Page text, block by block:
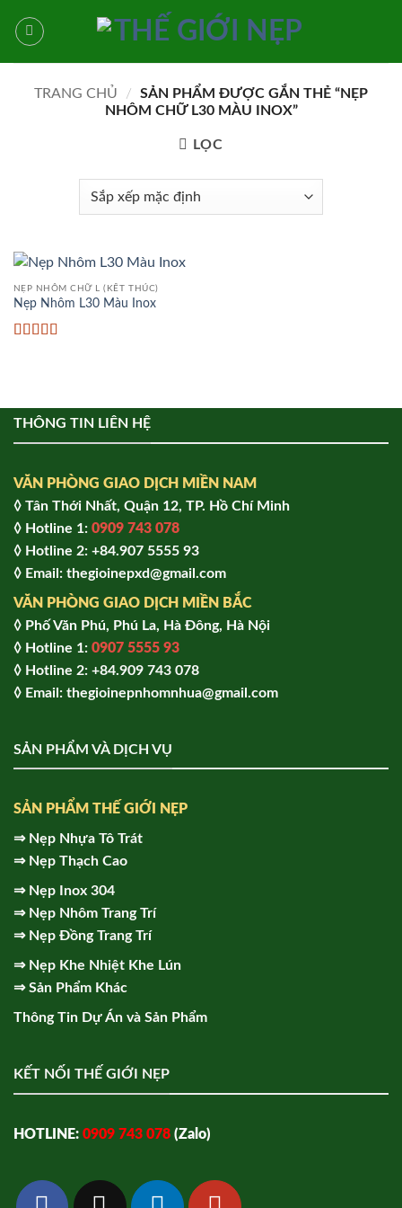
qua
TRANG CHỦ
/
SẢN PHẨM ĐƯỢC GẮN THẺ “NẸP
NHÔM CHỮ L30 MÀU INOX”
LỌC
NẸP NHÔM CHỮ L (KẾT THÚC)
Nẹp Nhôm L30 Màu Inox
THÔNG TIN LIÊN HỆ
VĂN PHÒNG GIAO DỊCH MIỀN NAM
◊ Tân Thới Nhất, Quận 12, TP. Hồ Chí Minh
◊ Hotline 1: 0909 743 078
◊ Hotline 2: +84.907 5555 93
◊ Email: thegioinepxd@gmail.com
VĂN PHÒNG GIAO DỊCH MIỀN BẮC
◊ Phố Văn Phú, Phú La, Hà Đông, Hà Nội
◊ Hotline 1: 0907 5555 93
◊ Hot line 2: +84.909 743 078
◊ Email: thegioinepnhomnhua@gmail.com
SẢN PHẨM VÀ DỊCH VỤ
SẢN PHẨM THẾ GIỚI NẸP
⇒ Nẹp Nhựa Tô Trát
⇒ Nẹp Thạch Cao
⇒ Nẹp Inox 304
⇒ Nẹp Nhôm Trang Trí
⇒ Nẹp Đồng Trang Trí
⇒ Nẹp Khe Nhiệt Khe Lún
⇒Sản Phẩm Khác
Thông Tin Dự Án và Sản Phẩm
KẾT NỐI THẾ GIỚI NẸP
HOTLINE: 0909 743 078 (Zalo)